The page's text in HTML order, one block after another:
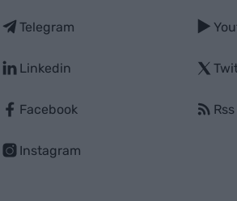
Telegram
Linkedin
Facebook
Instagram
Rss